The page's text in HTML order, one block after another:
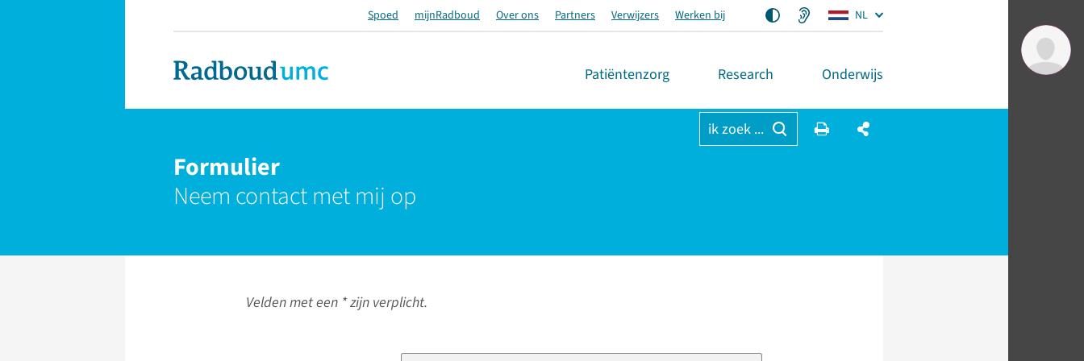
Spoed mijnRadboud Over ons Partners Verwijzers Werken bij NL
Patiëntenzorg Research Onderwijs
ik zoek ...
Formulier
Neem contact met mij op
Velden met een * zijn verplicht.